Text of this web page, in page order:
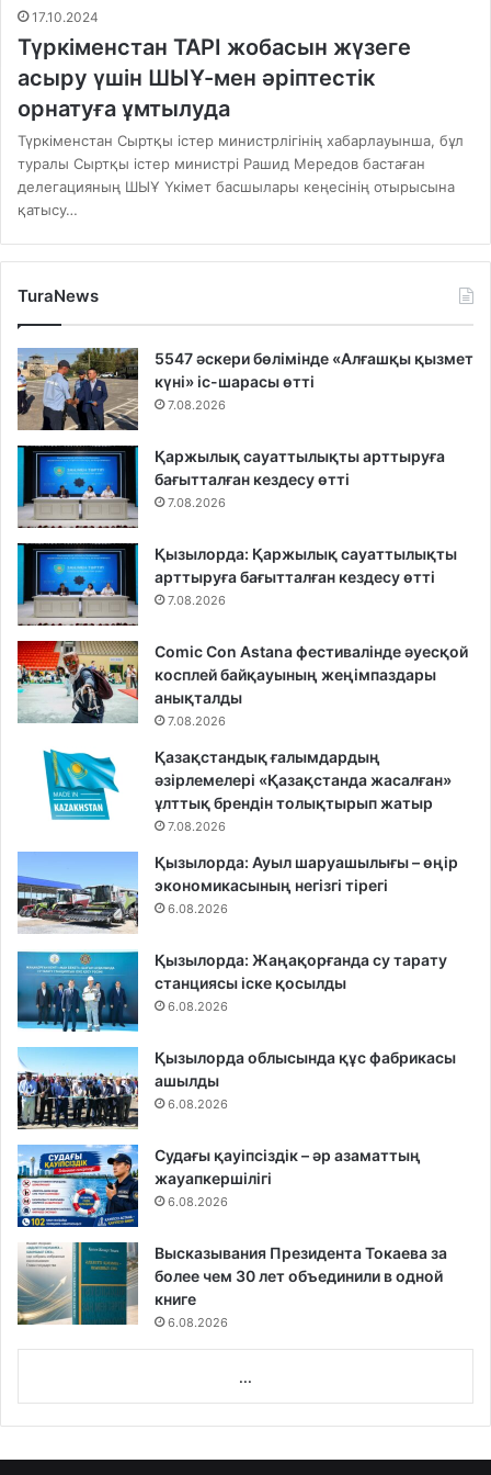
17.10.2024
Түркіменстан TAPI жобасын жүзеге
асыру үшін ШЫҰ-мен әріптестік
орнатуға ұмтылуда
Түркіменстан Сыртқы істер министрлігінің хабарлауынша, бұл
туралы Сыртқы істер министрі Рашид Мередов бастаған
делегацияның ШЫҰ Үкімет басшылары кеңесінің отырысына
қатысу…
TuraNews
5547 әскери бөлімінде «Алғашқы қызмет
күні» іс-шарасы өтті
7.08.2026
Қаржылық сауаттылықты арттыруға
бағытталған кездесу өтті
7.08.2026
Қызылорда: Қаржылық сауаттылықты
арттыруға бағытталған кездесу өтті
7.08.2026
Comic Con Astana фестивалінде әуесқой
косплей байқауының жеңімпаздары
анықталды
7.08.2026
Қазақстандық ғалымдардың
әзірлемелері «Қазақстанда жасалған»
ұлттық брендін толықтырып жатыр
7.08.2026
Қызылорда: Ауыл шаруашылығы – өңір
экономикасының негізгі тірегі
6.08.2026
Қызылорда: Жаңақорғанда су тарату
станциясы іске қосылды
6.08.2026
Қызылорда облысында құс фабрикасы
ашылды
6.08.2026
Судағы қауіпсіздік – әр азаматтың
жауапкершілігі
6.08.2026
Высказывания Президента Токаева за
более чем 30 лет объединили в одной
книге
6.08.2026
...